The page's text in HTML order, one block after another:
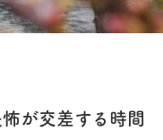
が交差する時間